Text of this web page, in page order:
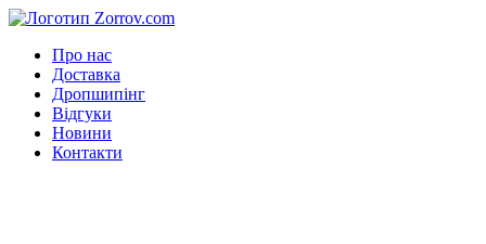
Про нас
Доставка
Дропшипінг
Відгуки
Новини
Контакти